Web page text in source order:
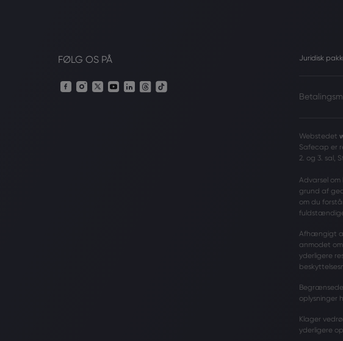
FØLG OS PÅ Juridisk
Webstedet
Safecap er
2. og 3. sal,
Advarsel
grund af
om du
Afhængigt
anmodet
yderligere
Begrænsede
oplysninger
Klager
yderligere